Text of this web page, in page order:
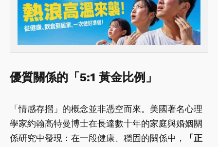
優質關係的「5:1 黃金比例」
「情感存摺」的概念並非憑空而來。美國著名心理
學家約翰高特曼博士在長達數十年的家庭與婚姻關
係研究中發現：在一段健康、穩固的關係中，
「正